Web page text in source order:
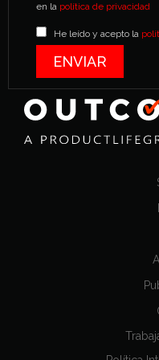
en la política de privacidad
He leído y acepto la